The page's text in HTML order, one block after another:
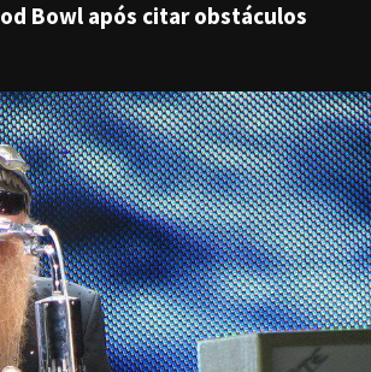
Bowl após citar obstáculos